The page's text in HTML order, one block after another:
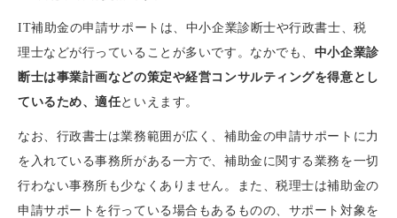
IT補助金の申請サポートは、中小企業診断士や行政書士、税
理士などが行っていることが多いです。なかでも、 中小企業診
断士は事業計画などの策定や経営コンサルティングを得意とし
ているため、適任といえます。
なお、行政書士は業務範囲が広く、補助金の申請サポートに力
を入れている事務所がある一方で、補助金に関する業務を一切
行わない事務所も少なくありません。また、税理士は補助金の
申請サポートを行っている場合もあるものの、サポート対象を